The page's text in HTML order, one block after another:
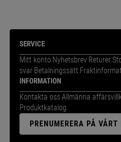
SERVICE
Mitt konto Nyhetsbrev Returer
svar Betalningssätt
INFORMATION
Kontakta ossAllmänna
Produktkatalog
PRENUMERERA PÅ VÅRT